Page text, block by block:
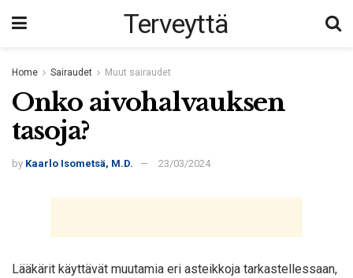
Terveyttä
Home Sairaudet Muut sairaudet
Onko aivohalvauksen
tasoja?
by Kaarlo Isometsä, M.D. 23/03/2024
Lääkärit käyttävät muutamia eri asteikkoja tarkastellessaan,